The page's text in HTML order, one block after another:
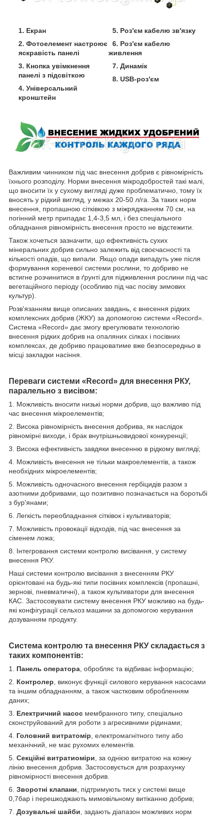
1. Екран
2. Фотоелемент настроює
яскравість панелі
3. Кнопка увімкнення
панелі з підсвіткою
4. Універсальний
кронштейн
5. Роз'єм кабелю зв'язку
6. Роз'єм кабелю
живлення
7. Динамік
8. USB-роз'єм
Важливим чинником під час внесення добрив є рівномірність
їхнього розподілу. Норми внесення мікродобростей такі малі,
що вносити їх у сухому вигляді дуже проблематично, тому їх
вносять у рідкий вигляд, у межах 20-50 л/га. За таких норм
внесення, пропашною сітківкою з міжряджанням 70 см, на
погінний метр припадає 1,4-3,5 мл, і без спеціального
обладнання рівномірність внесення просто не відстежити.
Також хочеться зазначити, що ефективність сухих
мінеральних добрив сильно залежить від своєчасності та
кількості опадів, що випали. Якщо опади випадуть уже після
формування кореневої системи рослини, то добриво не
встигне розчинитися в ґрунті для підживлення рослини під час
вегетаційного періоду (особливо під час посіву зимових
культур).
Розв'язанням вище описаних завдань, є внесення рідких
комплексних добрив (ЖКУ) за допомогою системи «Record».
Система «Record» дає змогу врегулювати технологію
внесення рідких добрив на опаляних сілках і посівних
комплексах, де добриво працюватиме вже безпосередньо в
місці закладки насіння.
Переваги системи «Record» для внесення РКУ,
паралельно з висівом:
1. Можливість вносити низькі норми добрив, що важливо під
час внесення мікроелементів;
2. Висока рівномірність внесення добрива, як наслідок
рівномірні виходи, і брак внутрішньовидової конкуренції;
3. Висока ефективність завдяки внесенню в рідкому вигляді;
4. Можливість внесення не тільки макроелементів, а також
необхідних мікроелементів;
5. Можливість одночасного внесення гербіцидів разом з
азотними добривами, що позитивно позначається на боротьбі
з бур'янами;
6. Легкість переобладнання сітківок і культиваторів;
7. Можливість провокації відходів, під час внесення за
сіменем ложа;
8. Інтегровання системи контролю висівання, у систему
внесення РКУ.
Наші системи контролю висівання з внесенням РКУ
орієнтовані на будь-які типи посівних комплексів (пропашні,
зернові, пневматичні), а також культиватори для внесення
КАС. Застосовувати систему внесення РКУ можливо на будь-
які конфігурації сельхоз машини за допомогою керування
дозуванням продукту.
Система контролю та внесення РКУ складається з
таких компонентів:
1. Панель оператора , обробляє та відбиває інформацію;
2. Контролер , виконує функції силового керування насосами
та іншим обладнанням, а також частковим обробленням
даних;
3. Електричний насос мембранного типу, спеціально
сконструйований для роботи з агресивними рідинами;
4. Головний витратомір , електромагнітного типу або
механічний, не має рухомих елементів.
5. Секційні витратиоміри , за однією витратою на кожну
лінію внесення добрив. Застосовується для розрахунку
рівномірності внесення добрив.
6. Зворотні клапани , підтримують тиск у системі вище
0,7бар і перешкоджають мимовільному витіканню добрив;
7. Дозувальні шайби , задають діапазон можливих норм